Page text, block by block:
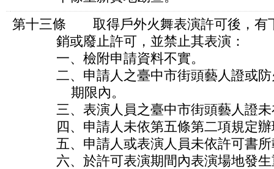
第十三條 取得戶外火舞表演許可後，有
銷或廢止許可，並禁止其表演：
一、檢附申請資料不實。
二、申請人之臺中市街頭藝人證或防
期限內。
三、表演人員之臺中市街頭藝人證未
四、申請人未依第五條第二項規定辦
五、申請人或表演人員未依許可書所
六、於許可表演期間內表演場地發生